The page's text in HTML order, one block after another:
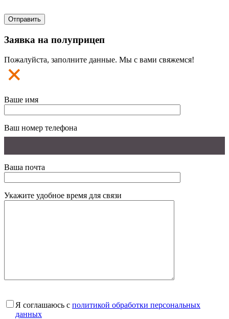
Заявка на полуприцеп
Пожалуйста, заполните данные. Мы с вами свяжемся!
Ваше имя
Ваш номер телефона
Ваша почта
Укажите удобное время для связи
Я соглашаюсь с политикой обработки персональных
данных